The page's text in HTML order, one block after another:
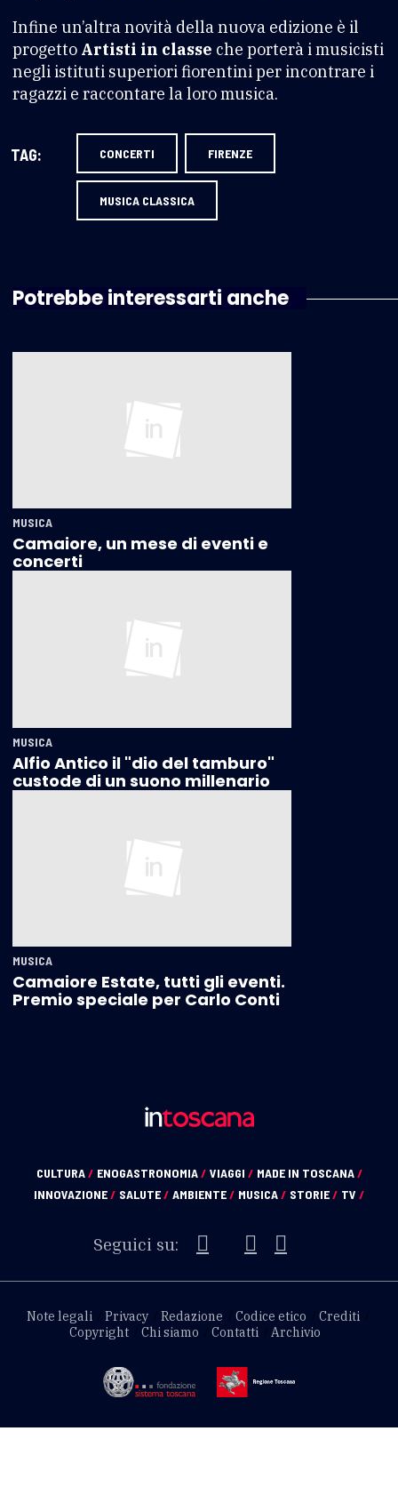
Infine un’altra novità della nuova edizione è il
progetto Artisti in classe che porterà i musicisti
negli istituti superiori fiorentini per incontrare i
ragazzi e raccontare la loro musica.
TAG: CONCERTI FIRENZE
MUSICA CLASSICA
Potrebbe interessarti anche
MUSICA
Camaiore, un mese di eventi e
concerti
MUSICA
Alfio Antico il "dio del tamburo"
custode di un suono millenario
MUSICA
Camaiore Estate, tutti gli eventi.
Premio speciale per Carlo Conti
CULTURA/ ENOGASTRONOMIA/ VIAGGI / MADE IN TOSCANA/
INNOVAZIONE/ SALUTE/ AMBIENTE/ MUSICA/ STORIE/ TV /
Seguici su:
Note legali Privacy Redazione Codice etico
Crediti
Copyright
Chi siamo Contatti Archivio